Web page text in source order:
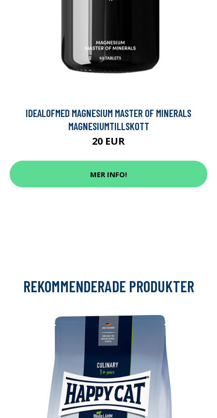
IDEALOFMED MAGNESIUM MASTER OF MINERALS
MAGNESIUMTILLSKOTT
20 EUR
MER INFO!
REKOMMENDERADE PRODUKTER